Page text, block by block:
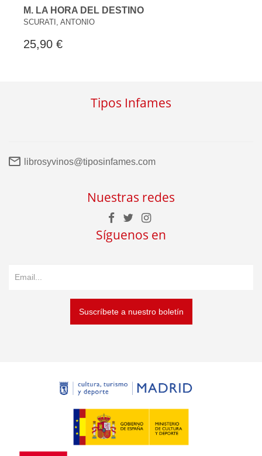
M. LA HORA DEL DESTINO
SCURATI, ANTONIO
25,90 €
Tipos Infames
librosyvinos@tiposinfames.com
Nuestras redes
Síguenos en
Suscríbete a nuestro boletín